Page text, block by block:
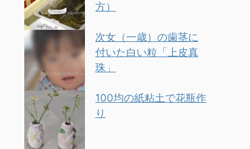
方）
次女（一歳）の歯茎に
付いた白い粒「上皮真
珠」
100均の紙粘土で花瓶作
り